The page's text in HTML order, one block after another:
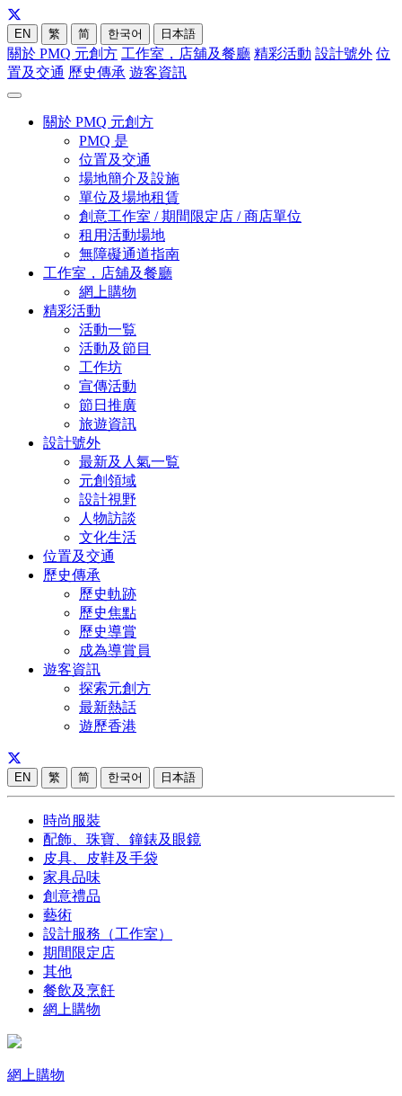
EN 繁 简 한국어 日本語
關於 PMQ 元創方 工作室，店舖及餐廳 精彩活動 設計號外 位
置及交通 歷史傳承 遊客資訊
關於 PMQ 元創方
PMQ 是
位置及交通
場地簡介及設施
單位及場地租賃
創意工作室 / 期間限定店 / 商店單位
租用活動場地
無障礙通道指南
工作室，店舖及餐廳
網上購物
精彩活動
活動一覧
活動及節目
工作坊
宣傳活動
節日推廣
旅遊資訊
設計號外
最新及人氣一覧
元創領域
設計視野
人物訪談
文化生活
位置及交通
歷史傳承
歷史軌跡
歷史焦點
歷史導賞
成為導賞員
遊客資訊
探索元創方
最新熱話
遊歷香港
EN 繁 简 한국어 日本語
時尚服裝
配飾、珠寶、鐘錶及眼鏡
皮具、皮鞋及手袋
家具品味
創意禮品
藝術
設計服務（工作室）
期間限定店
其他
餐飲及烹飪
網上購物
網上購物